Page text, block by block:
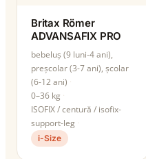
Britax Römer
ADVANSAFIX PRO
bebeluș (9 luni-4 ani),
preșcolar (3-7 ani), școlar
(6-12 ani)
0–36 kg
ISOFIX / centură / isofix-
support-leg
i-Size